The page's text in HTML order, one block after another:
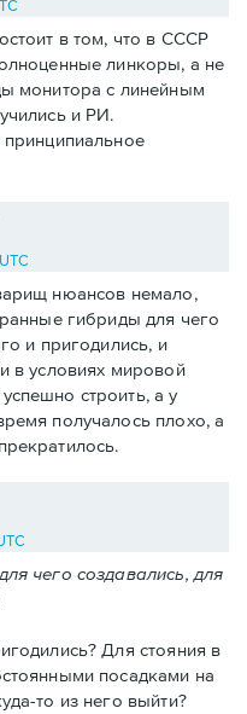
в том, что в СССР
линкоры, а не
монитора с линейным
и РИ.
нюансов немало,
гибриды для чего
и пригодились, и
в условиях мировой
строить, а у
получалось плохо, а
чего создавались, для
Для стояния в
посадками на
то из него выйти?